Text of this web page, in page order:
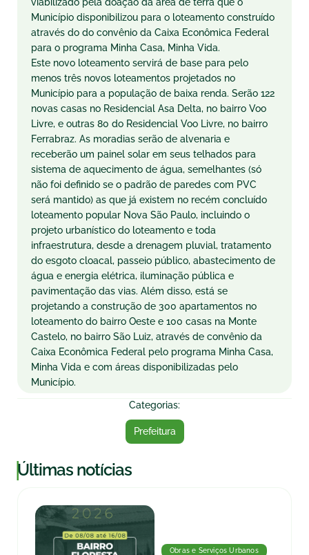
Município disponibilizou para o loteamento construído
através do do convênio da Caixa Econômica Federal
para o programa Minha Casa, Minha Vida.
Este novo loteamento servirá de base para pelo
menos três novos loteamentos projetados no
Município para a população de baixa renda. Serão 122
novas casas no Residencial Asa Delta, no bairro Voo
Livre, e outras 80 do Residencial Voo Livre, no bairro
Ferrabraz. As moradias serão de alvenaria e
receberão um painel solar em seus telhados para
sistema de aquecimento de água, semelhantes (só
não foi definido se o padrão de paredes com PVC
será mantido) as que já existem no recém concluído
loteamento popular Nova São Paulo, incluindo o
projeto urbanístico do loteamento e toda
infraestrutura, desde a drenagem pluvial, tratamento
do esgoto cloacal, passeio público, abastecimento de
água e energia elétrica, iluminação pública e
pavimentação das vias. Além disso, está se
projetando a construção de 300 apartamentos no
loteamento do bairro Oeste e 100 casas na Monte
Castelo, no bairro São Luiz, através de convênio da
Caixa Econômica Federal pelo programa Minha Casa,
Minha Vida e com áreas disponibilizadas pelo
Município.
Categorias:
Prefeitura
|Últimas notícias
Obras e Serviços Urbanos